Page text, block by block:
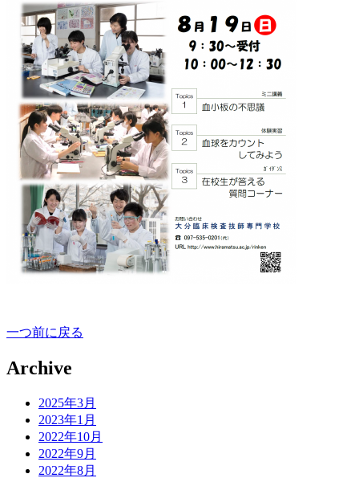
一つ前に戻る
Archive
2025年3月
2023年1月
2022年10月
2022年9月
2022年8月